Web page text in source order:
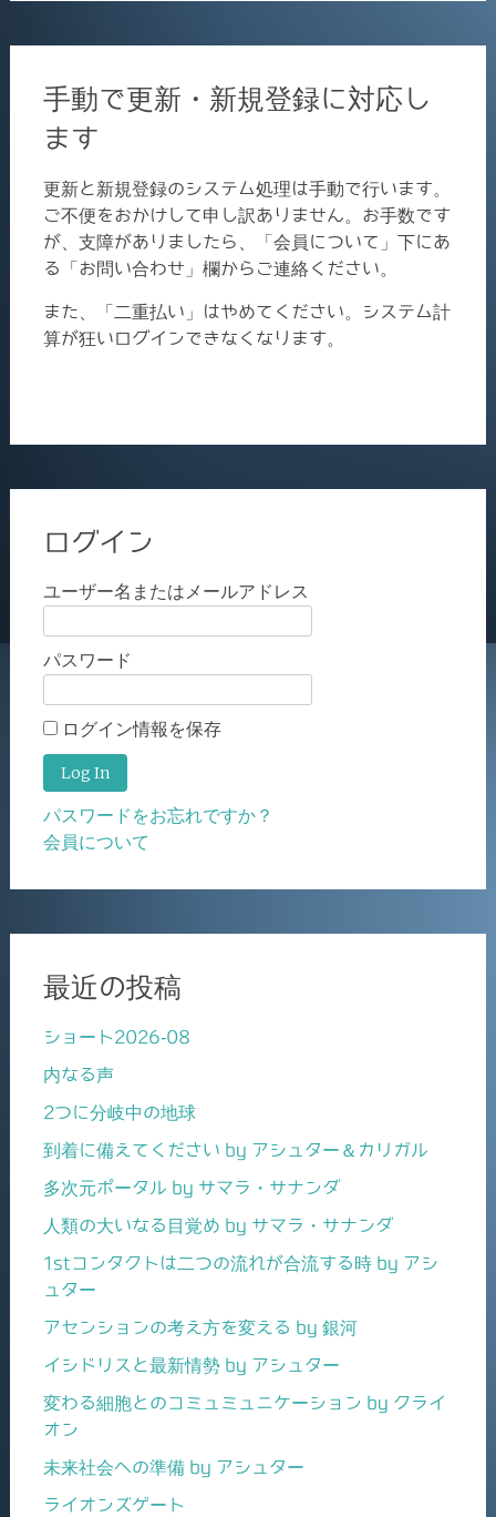
手動で更新・新規登録に対応し
ます
更新と新規登録のシステム処理は手動で行います。
ご不便をおかけして申し訳ありません。お手数です
が、支障がありましたら、「会員について」下にあ
る「お問い合わせ」欄からご連絡ください。
また、「二重払い」はやめてください。システム計
算が狂いログインできなくなります。
ログイン
ユーザー名またはメールアドレス
パスワード
ログイン情報を保存
パスワードをお忘れですか？
会員について
最近の投稿
ショート2026-08
内なる声
2つに分岐中の地球
到着に備えてください by アシュター＆カリガル
多次元ポータル by サマラ・サナンダ
人類の大いなる目覚め by サマラ・サナンダ
1stコンタクトは二つの流れが合流する時 by アシ
ュター
アセンションの考え方を変える by 銀河
イシドリスと最新情勢 by アシュター
変わる細胞とのコミュミュニケーション by クライ
オン
未来社会への準備 by アシュター
ライオンズゲート